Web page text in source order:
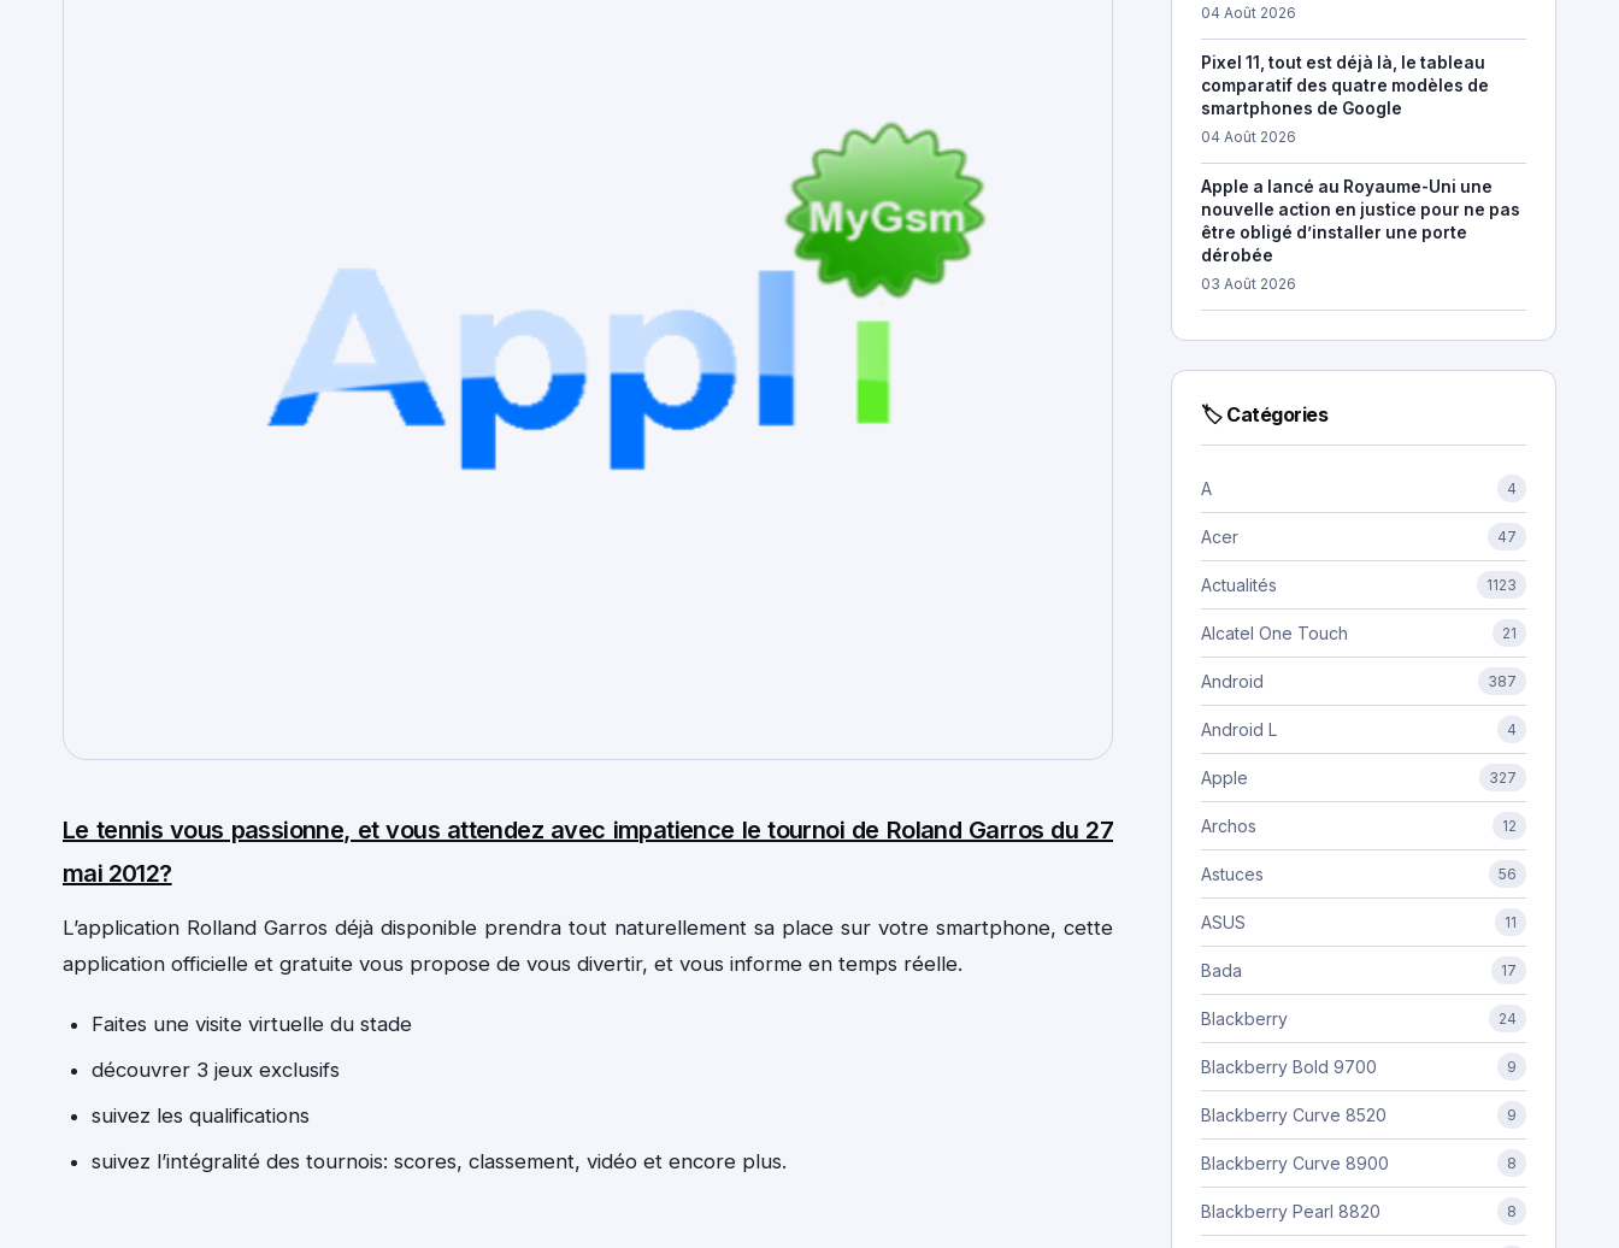
Le tennis vous passionne, et vous attendez avec impatience le tournoi de Roland Garros du 27
mai 2012?
L’application Rolland Garros déjà disponible prendra tout naturellement sa place sur votre smartphone, cette
application officielle et gratuite vous propose de vous divertir, et vous informe en temps réelle.
Faites une visite virtuelle du stade
découvrer 3 jeux exclusifs
suivez les qualifications
suivez l’intégralité des tournois: scores, classement, vidéo et encore plus.
04 Août 2026
Pixel 11, tout est déjà là, le tableau
comparatif des quatre modèles de
smartphones de Google
04 Août 2026
Apple a lancé au Royaume-Uni une
nouvelle action en justice pour ne pas
être obligé d’installer une porte
dérobée
03 Août 2026
🏷 Catégories
A 4
Acer 47
Actualités 1123
Alcatel One Touch 21
Android 387
Android L 4
Apple 327
Archos 12
Astuces 56
ASUS 11
Bada 17
Blackberry 24
Blackberry Bold 9700 9
Blackberry Curve 8520 9
Blackberry Curve 8900 8
Blackberry Pearl 8820 8